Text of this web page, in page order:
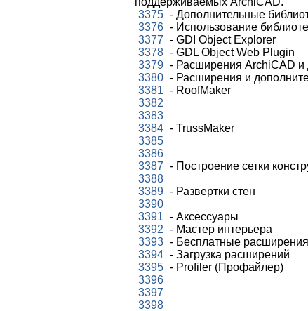
3375 - Дополнительные
3376 - Использование
3377 - GDI Object Explorer
3378 - GDL Object Web Plugin
3379 - Расширения ArchiCAD
3380 - Расширения и
3381 - RoofMaker
3382
3383
3384 - TrussMaker
3385
3386
3387 - Построение сетки
3388
3389 - Развертки стен
3390
3391 - Аксессуары
3392 - Мастер интерьера
3393 - Бесплатные
3394 - Загрузка расширений
3395 - Profiler (Профайлер)
3396
3397
3398